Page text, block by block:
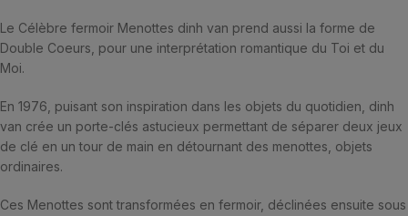
Le Célèbre fermoir Menottes dinh van prend aussi la forme de
Double Coeurs, pour une interprétation romantique du Toi et du
Moi.
En 1976, puisant son inspiration dans les objets du quotidien, dinh
van crée un porte-clés astucieux permettant de séparer deux jeux
de clé en un tour de main en détournant des menottes, objets
ordinaires.
Ces Menottes sont transformées en fermoir, déclinées ensuite sous